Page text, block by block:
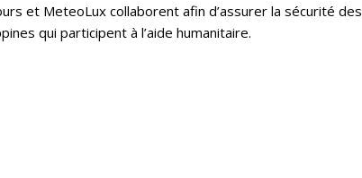
et MeteoLux collaborent afin d’assurer la sécurité des
qui participent à l’aide humanitaire.